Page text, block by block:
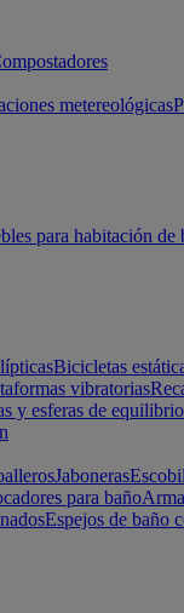
metereológicas
para habitación de
Bicicletas
vibratorias
y esferas de equilibrio
Jaboneras
para baño
Espejos de baño